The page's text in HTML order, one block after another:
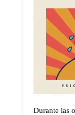
Durante las